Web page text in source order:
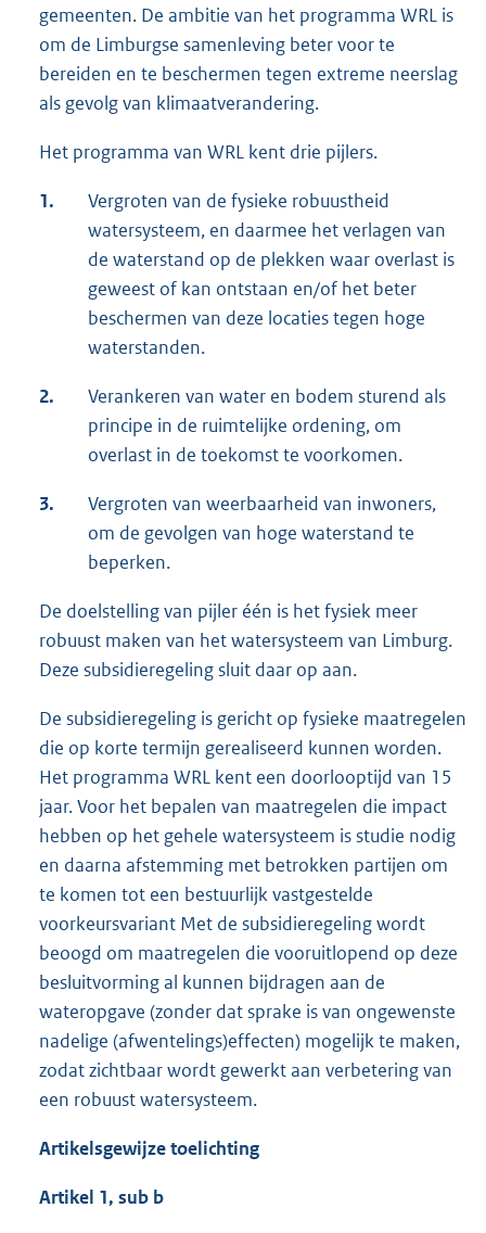
gemeenten. De ambitie van het programma WRL is
om de Limburgse samenleving beter voor te
bereiden en te beschermen tegen extreme neerslag
als gevolg van klimaatverandering.
Het programma van WRL kent drie pijlers.
1.
Vergroten van de fysieke robuustheid
watersysteem, en daarmee het verlagen van
de waterstand op de plekken waar overlast is
geweest of kan ontstaan en/of het beter
beschermen van deze locaties tegen hoge
waterstanden.
2.
Verankeren van water en bodem sturend als
principe in de ruimtelijke ordening, om
overlast in de toekomst te voorkomen.
3.
Vergroten van weerbaarheid van inwoners,
om de gevolgen van hoge waterstand te
beperken.
De doelstelling van pijler één is het fysiek meer
robuust maken van het watersysteem van Limburg.
Deze subsidieregeling sluit daar op aan.
De subsidieregeling is gericht op fysieke maatregelen
die op korte termijn gerealiseerd kunnen worden.
Het programma WRL kent een doorlooptijd van 15
jaar. Voor het bepalen van maatregelen die impact
hebben op het gehele watersysteem is studie nodig
en daarna afstemming met betrokken partijen om
te komen tot een bestuurlijk vastgestelde
voorkeursvariant Met de subsidieregeling wordt
beoogd om maatregelen die vooruitlopend op deze
besluitvorming al kunnen bijdragen aan de
wateropgave (zonder dat sprake is van ongewenste
nadelige (afwentelings)effecten) mogelijk te maken,
zodat zichtbaar wordt gewerkt aan verbetering van
een robuust watersysteem.
Artikelsgewijze toelichting
Artikel 1, sub b